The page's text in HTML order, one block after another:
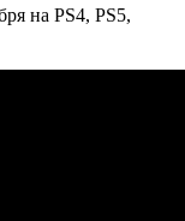
на PS4, PS5,